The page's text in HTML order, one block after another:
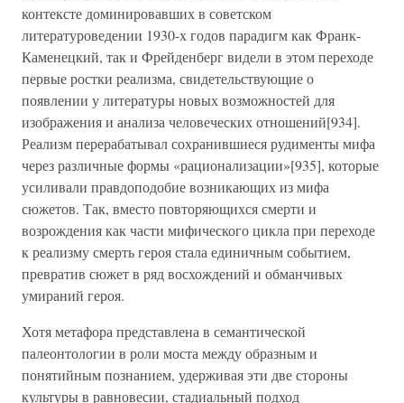
контексте доминировавших в советском
литературоведении 1930-х годов парадигм как Франк-
Каменецкий, так и Фрейденберг видели в этом переходе
первые ростки реализма, свидетельствующие о
появлении у литературы новых возможностей для
изображения и анализа человеческих отношений[934].
Реализм перерабатывал сохранившиеся рудименты мифа
через различные формы «рационализации»[935], которые
усиливали правдоподобие возникающих из мифа
сюжетов. Так, вместо повторяющихся смерти и
возрождения как части мифического цикла при переходе
к реализму смерть героя стала единичным событием,
превратив сюжет в ряд восхождений и обманчивых
умираний героя.
Хотя метафора представлена в семантической
палеонтологии в роли моста между образным и
понятийным познанием, удерживая эти две стороны
культуры в равновесии, стадиальный подход